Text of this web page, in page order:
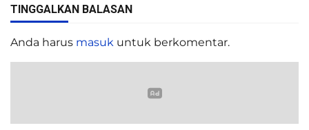
TINGGALKAN BALASAN
Anda harus masuk untuk berkomentar.